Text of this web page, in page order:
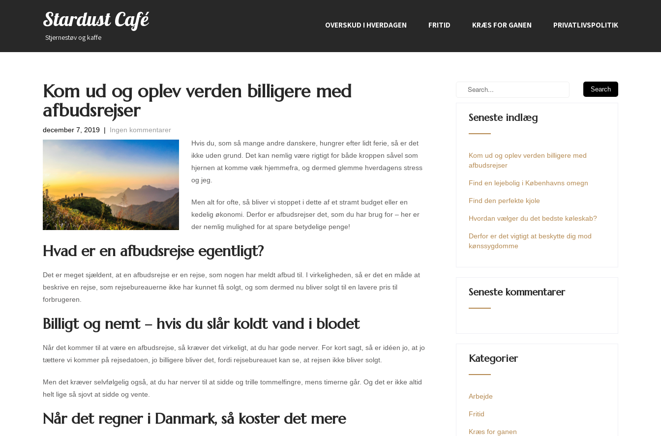
Stardust Café
Stjernestøv og kaffe
OVERSKUD I HVERDAGEN FRITID KRÆS FOR GANEN PRIVATLIVSPOLITIK
Kom ud og oplev verden billigere med
afbudsrejser
december 7, 2019 | Ingen kommentarer
Hvis du, som så mange andre danskere, hungrer efter lidt ferie, så er det
ikke uden grund. Det kan nemlig være rigtigt for både kroppen såvel som
hjernen at komme væk hjemmefra, og dermed glemme hverdagens stress
og jeg.
Men alt for ofte, så bliver vi stoppet i dette af et stramt budget eller en
kedelig økonomi. Derfor er afbudsrejser det, som du har brug for – her er
der nemlig mulighed for at spare betydelige penge!
Hvad er en afbudsrejse egentligt?
Det er meget sjældent, at en afbudsrejse er en rejse, som nogen har meldt afbud til. I virkeligheden, så er det en måde at
beskrive en rejse, som rejsebureauerne ikke har kunnet få solgt, og som dermed nu bliver solgt til en lavere pris til
forbrugeren.
Billigt og nemt – hvis du slår koldt vand i blodet
Når det kommer til at være en afbudsrejse, så kræver det virkeligt, at du har gode nerver. For kort sagt, så er idéen jo, at jo
tættere vi kommer på rejsedatoen, jo billigere bliver det, fordi rejsebureauet kan se, at rejsen ikke bliver solgt.
Men det kræver selvfølgelig også, at du har nerver til at sidde og trille tommelfingre, mens timerne går. Og det er ikke altid
helt lige så sjovt at sidde og vente.
Når det regner i Danmark, så koster det mere
Seneste indlæg
Kom ud og oplev verden billigere med
afbudsrejser
Find en lejebolig i Københavns omegn
Find den perfekte kjole
Hvordan vælger du det bedste køleskab?
Derfor er det vigtigt at beskytte dig mod
kønssygdomme
Seneste kommentarer
Kategorier
Arbejde
Fritid
Kræs for ganen